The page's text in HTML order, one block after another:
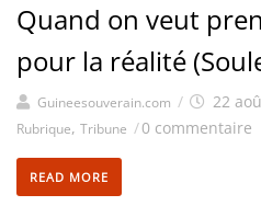
Quand on veut
pour la réalité
Guineesouverain.com / 22
Rubrique, Tribune /0 commentaire
READ MORE